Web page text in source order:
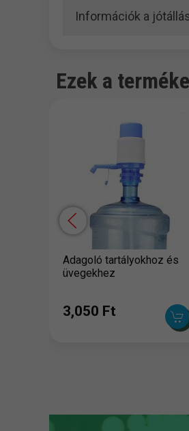
Információk a
Ezek a
Adagoló tartályokhoz és
üvegekhez
3,050 Ft